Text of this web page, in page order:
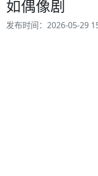
如偶像剧
发布时间：2026-05-29